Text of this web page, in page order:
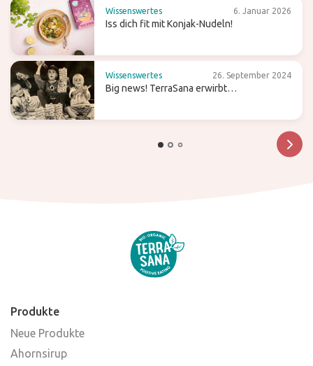
Wissenswertes 6. Januar 2026
Iss dich fit mit Konjak-Nudeln!
Wissenswertes 26. September 2024
Big news! TerraSana erwirbt
Produkte
Neue Produkte
Ahornsirup